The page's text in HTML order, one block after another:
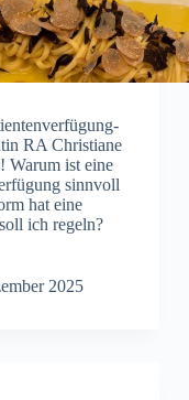
RA Christiane
Warum ist eine
sinnvoll
hat eine
ich regeln?
2025